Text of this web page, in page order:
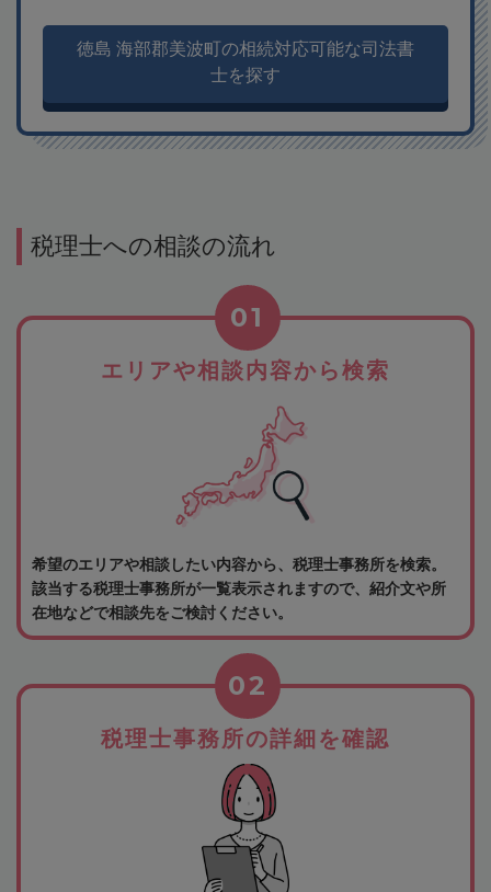
徳島 海部郡美波町の相続対応可能な司法書
士を探す
税理士への相談の流れ
エリアや相談内容から検索
01
希望のエリアや相談したい内容から、税理士事務所を検索。
該当する税理士事務所が一覧表示されますので、紹介文や所
在地などで相談先をご検討ください。
税理士事務所の詳細を確認
02